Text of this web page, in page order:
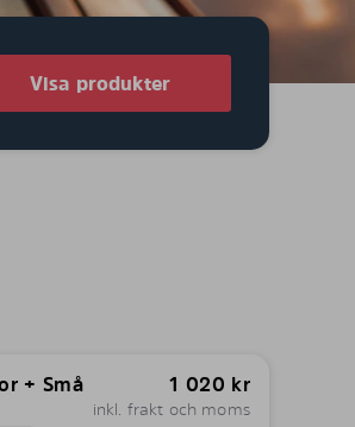
Visa produkter
+ Små
1 020 kr
inkl. frakt och moms